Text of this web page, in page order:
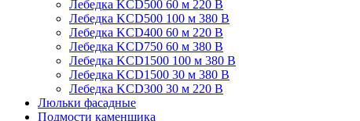
Лебедка KCD500 60 м 220 В
Лебедка KCD500 100 м 380 В
Лебедка KCD400 60 м 220 В
Лебедка KCD750 60 м 380 В
Лебедка KCD1500 100 м 380 В
Лебедка KCD1500 30 м 380 В
Лебедка KCD300 30 м 220 В
Люльки фасадные
Подмости каменщика